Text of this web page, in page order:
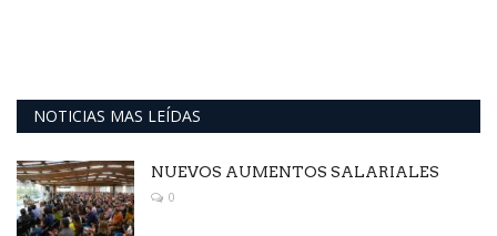
NOTICIAS MAS LEÍDAS
NUEVOS AUMENTOS SALARIALES
0